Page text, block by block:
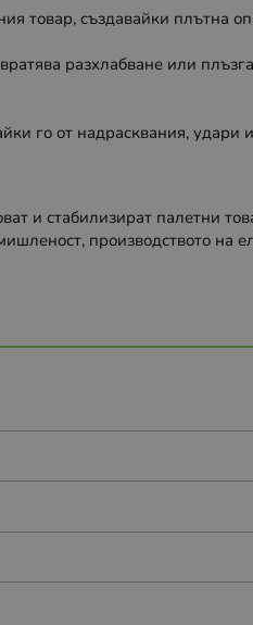
товар, създавайки плътна
разхлабване или
го от надрасквания, удари
и стабилизират палетни
производството на